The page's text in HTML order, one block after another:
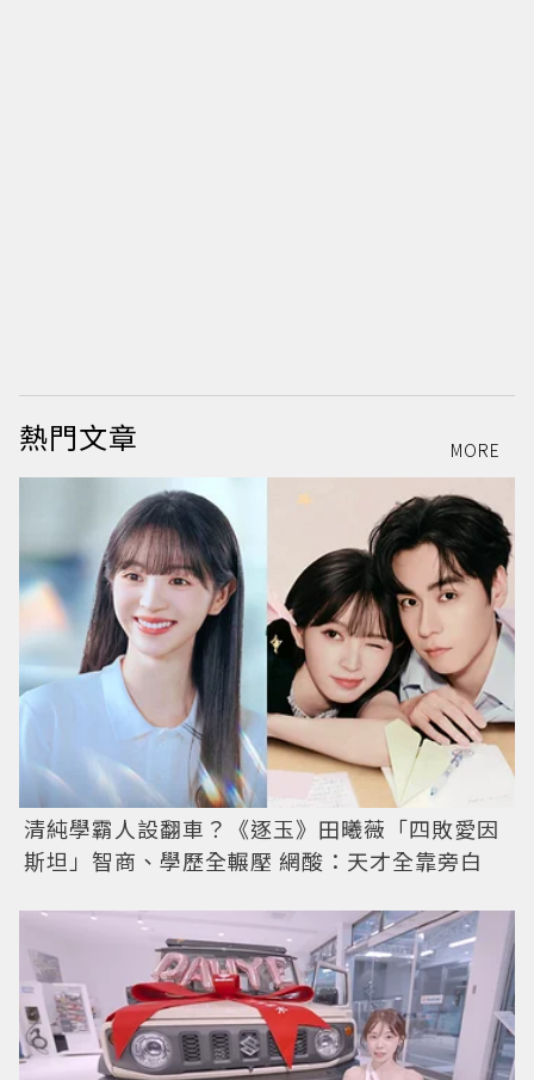
熱門文章 MORE
清純學霸人設翻車？《逐玉》田曦薇「四敗愛因
斯坦」智商、學歷全輾壓 網酸：天才全靠旁白